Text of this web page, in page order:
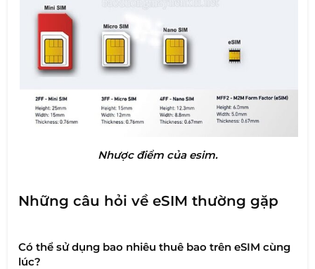
Nhược điểm của esim.
Những câu hỏi về eSIM thường gặp
Có thể sử dụng bao nhiêu thuê bao trên eSIM cùng
lúc?